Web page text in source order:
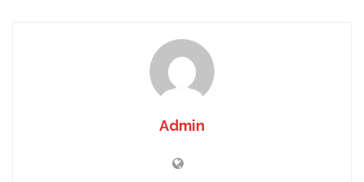
Admin